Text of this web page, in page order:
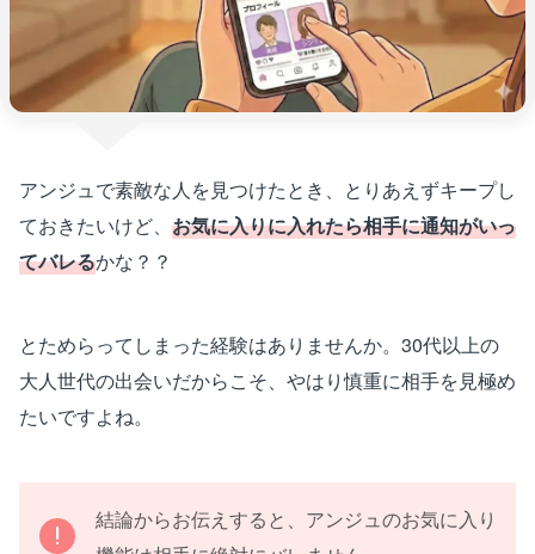
アンジュで素敵な人を見つけたとき、とりあえずキープし
ておきたいけど、 お気に入りに入れたら相手に通知がいっ
てバレるかな？？
とためらってしまった経験はありませんか。30代以上の
大人世代の出会いだからこそ、やはり慎重に相手を見極め
たいですよね。
結論からお伝えすると、アンジュのお気に入り